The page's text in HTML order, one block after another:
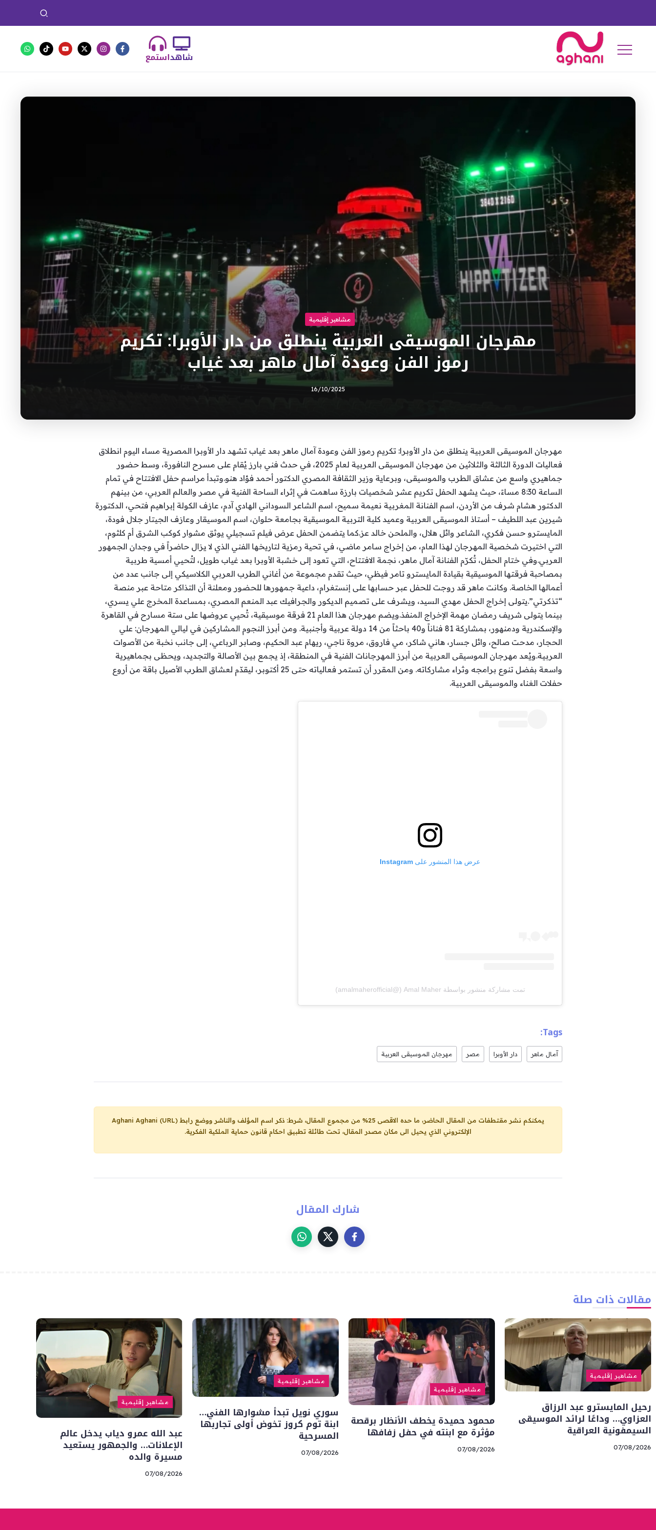
استمعشاهد
مشاهير إقليمية
مهرجان الموسيقى العربية ينطلق من دار الأوبرا: تكريم
رموز الفن وعودة آمال ماهر بعد غياب
16/10/2025
مهرجان الموسيقى العربية ينطلق من دار الأوبرا: تكريم رموز الفن وعودة آمال ماهر بعد غياب تشهد دار الأوبرا المصرية مساء اليوم انطلاق
فعاليات الدورة الثالثة والثلاثين من مهرجان الموسيقى العربية لعام 2025، في حدث فني بارز يُقام على مسرح النافورة، وسط حضور
جماهيري واسع من عشاق الطرب والموسيقى، وبرعاية وزير الثقافة المصري الدكتور أحمد فؤاد هنو.وتبدأ مراسم حفل الافتتاح في تمام
الساعة 8:30 مساءً، حيث يشهد الحفل تكريم عشر شخصيات بارزة ساهمت في إثراء الساحة الفنية في مصر والعالم العربي، من بينهم
الدكتور هشام شرف من الأردن، اسم الفنانة المغربية نعيمة سميح، اسم الشاعر السوداني الهادي آدم، عازف الكولة إبراهيم فتحي، الدكتورة
شيرين عبد اللطيف – أستاذ الموسيقى العربية وعميد كلية التربية الموسيقية بجامعة حلوان، اسم الموسيقار وعازف الجيتار جلال فودة،
المايسترو حسن فكري، الشاعر وائل هلال، والملحن خالد عز.كما يتضمن الحفل عرض فيلم تسجيلي يوثق مشوار كوكب الشرق أم كلثوم،
التي اختيرت شخصية المهرجان لهذا العام، من إخراج سامر ماضي، في تحية رمزية لتاريخها الفني الذي لا يزال حاضراً في وجدان الجمهور
العربي.وفي ختام الحفل، تُكرّم الفنانة آمال ماهر، نجمة الافتتاح، التي تعود إلى خشبة الأوبرا بعد غياب طويل، لتُحيي أمسية طربية
بمصاحبة فرقتها الموسيقية بقيادة المايسترو تامر فيظي، حيث تقدم مجموعة من أغاني الطرب العربي الكلاسيكي إلى جانب عدد من
أعمالها الخاصة. وكانت ماهر قد روجت للحفل عبر حسابها على إنستغرام، داعية جمهورها للحضور ومعلنة أن التذاكر متاحة عبر منصة
“تذكرتي”.يتولى إخراج الحفل مهدي السيد، ويشرف على تصميم الديكور والجرافيك عبد المنعم المصري، بمساعدة المخرج علي يسري،
بينما يتولى شريف رمضان مهمة الإخراج المنفذ.ويضم مهرجان هذا العام 21 فرقة موسيقية، تُحيي عروضها على ستة مسارح في القاهرة
والإسكندرية ودمنهور، بمشاركة 81 فناناً و40 باحثاً من 14 دولة عربية وأجنبية. ومن أبرز النجوم المشاركين في ليالي المهرجان: علي
الحجار، مدحت صالح، وائل جسار، هاني شاكر، مي فاروق، مروة ناجي، ريهام عبد الحكيم، وصابر الرباعي، إلى جانب نخبة من الأصوات
العربية.ويُعد مهرجان الموسيقى العربية من أبرز المهرجانات الفنية في المنطقة، إذ يجمع بين الأصالة والتجديد، ويحظى بجماهيرية
واسعة بفضل تنوع برامجه وثراء مشاركاته. ومن المقرر أن تستمر فعالياته حتى 25 أكتوبر، ليقدّم لعشاق الطرب الأصيل باقة من أروع
حفلات الغناء والموسيقى العربية.
عرض هذا المنشور على Instagram
تمت مشاركة منشور بواسطة ‏‎Amal Maher‎‏ (@‏‎amalmaherofficial‎‏)
Tags:
آمال ماهر دار الأوبرا مصر مهرجان الموسيقى العربية
يمكنكم نشر مقتطفات من المقال الحاضر، ما حده الاقصى 25% من مجموع المقال، شرط: ذكر اسم المؤلف والناشر ووضع رابط
Aghani Aghani (URL)
الإلكتروني الذي يحيل الى مكان مصدر المقال، تحت طائلة تطبيق احكام قانون حماية الملكية الفكرية.
شارك المقال
مقالات ذات صلة
مشاهير إقليمية
رحيل المايسترو عبد الرزاق
العزاوي… وداعًا لرائد الموسيقى
السيمفونية العراقية
07/08/2026
مشاهير إقليمية
محمود حميدة يخطف الأنظار برقصة
مؤثرة مع ابنته في حفل زفافها
07/08/2026
مشاهير إقليمية
سوري نويل تبدأ مشوارها الفني…
ابنة توم كروز تخوض أولى تجاربها
المسرحية
07/08/2026
مشاهير إقليمية
عبد الله عمرو دياب يدخل عالم
الإعلانات… والجمهور يستعيد
مسيرة والده
07/08/2026